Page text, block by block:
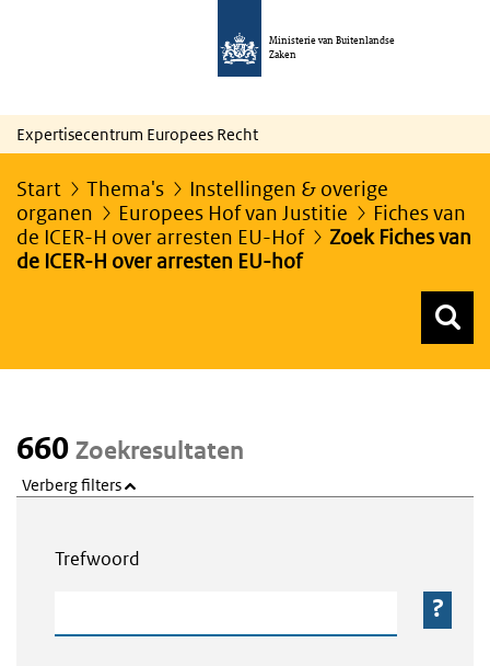
Ministerie van Buitenlandse
Zaken
Expertisecentrum Europees Recht
Start Thema's
Instellingen & overige
organen
Europees Hof van Justitie
Fiches van
de ICER-H over arresten EU-Hof
Zoek Fiches van
de ICER-H over arresten EU-hof
660 Zoekresultaten
Verberg filters
Trefwoord